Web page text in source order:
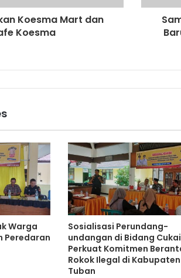
Koesma Mart dan
Koesma
Warga
Peredaran
Sosialisasi Perundang-
undangan di Bidang Cukai
Perkuat Komitmen
Rokok Ilegal di Kabupaten
Tuban